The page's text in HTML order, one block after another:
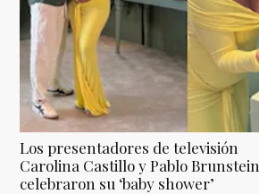
Los presentadores de televisión
Carolina Castillo y Pablo Brunstein
celebraron su ‘baby shower’